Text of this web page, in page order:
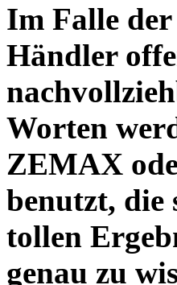
Im Falle
Händler
Worten
ZEMAX
benutzt, die
tollen
genau zu